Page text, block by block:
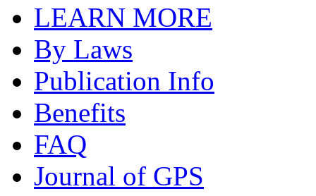
LEARN MORE
By Laws
Publication Info
Benefits
FAQ
Journal of GPS